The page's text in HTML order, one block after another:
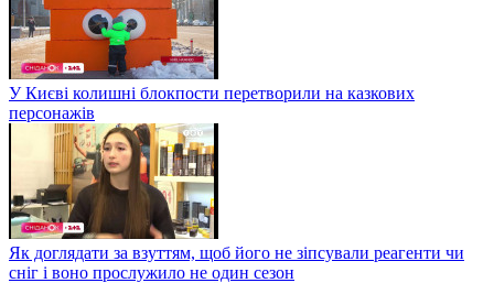
У Києві колишні блокпости перетворили на казкових
персонажів
Як доглядати за взуттям, щоб його не зіпсували реагенти чи
сніг і воно прослужило не один сезон